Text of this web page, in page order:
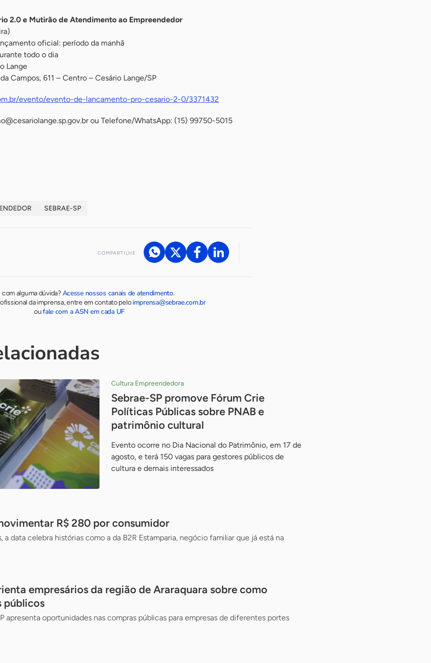
2.0 e Mutirão de Atendimento ao Empreendedor
oficial: período da manhã
todo o dia
Lange
Campos, 611 – Centro – Cesário Lange/SP
evento/evento-de-lancamento-pro-cesario-2-0/3371432
ou Telefone/WhatsApp: (15) 99750-5015
SEBRAE-SP
COMPARTILHE
com alguma dúvida?Acesse nossos canais de atendimento.
da imprensa, entre em contato peloimprensa@sebrae.com.br
oufale com a ASN em cada UF
Cultura Empreendedora
Sebrae-SP promove Fórum Crie
Políticas Públicas sobre PNAB e
patrimônio cultural
Evento ocorre no Dia Nacional do Patrimônio, em 17 de
agosto, e terá 150 vagas para gestores públicos de
cultura e demais interessados
R$ 280 por consumidor
a data celebra histórias como a da B2R Estamparia, negócio familiar que já está na
empresários da região de Araraquara sobre como
públicos
apresenta oportunidades nas compras públicas para empresas de diferentes portes